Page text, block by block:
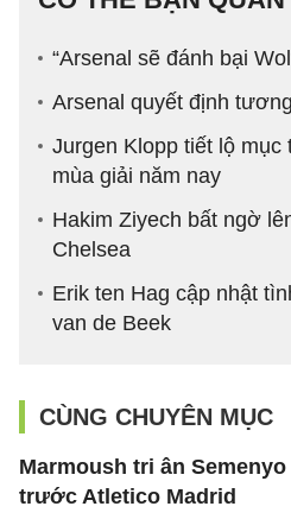
“Arsenal sẽ đánh bại
Arsenal quyết định
Jurgen Klopp tiết lộ
mùa giải năm nay
Hakim Ziyech bất ngờ
Chelsea
Erik ten Hag cập nhật
van de Beek
CÙNG CHUYÊN MỤC
Marmoush tri ân
trước Atletico Madrid